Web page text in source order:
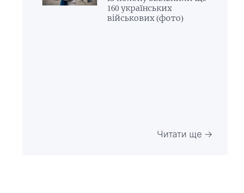
160 українських
військових (фото)
Читати ще →